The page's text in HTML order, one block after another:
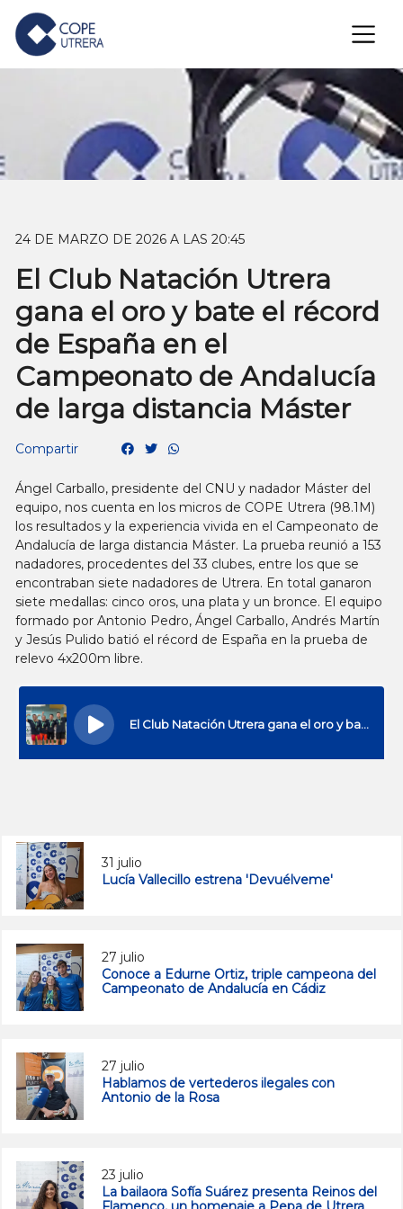
×
24 DE MARZO DE 2026 A LAS 20:45
El Club Natación Utrera
gana el oro y bate el récord
de España en el
Campeonato de Andalucía
de larga distancia Máster
Compartir
Ángel Carballo, presidente del CNU y nadador Máster del
equipo, nos cuenta en los micros de COPE Utrera (98.1M)
los resultados y la experiencia vivida en el Campeonato de
Andalucía de larga distancia Máster. La prueba reunió a 153
nadadores, procedentes del 33 clubes, entre los que se
encontraban siete nadadores de Utrera. En total ganaron
siete medallas: cinco oros, una plata y un bronce. El equipo
formado por Antonio Pedro, Ángel Carballo, Andrés Martín
y Jesús Pulido batió el récord de España en la prueba de
relevo 4x200m libre.
31 julio
Lucía Vallecillo estrena 'Devuélveme'
27 julio
Conoce a Edurne Ortiz, triple campeona del
Campeonato de Andalucía en Cádiz
27 julio
Hablamos de vertederos ilegales con
Antonio de la Rosa
23 julio
La bailaora Sofía Suárez presenta Reinos del